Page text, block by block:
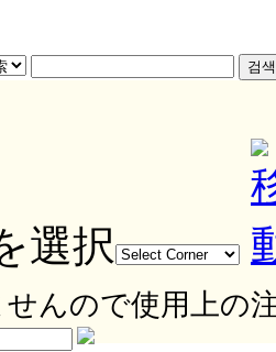
選択
んので使用上の